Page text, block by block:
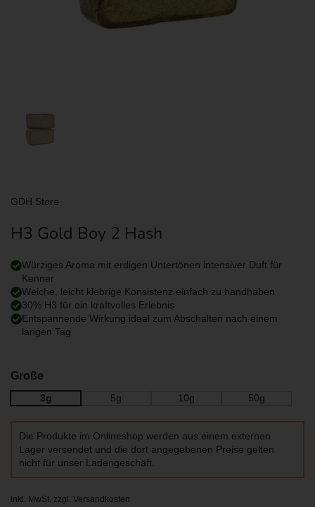
GDH Store
H3 Gold Boy 2 Hash
Würziges Aroma mit erdigen Untertönen intensiver Duft für
Kenner
Weiche, leicht klebrige Konsistenz einfach zu handhaben
30% H3 für ein kraftvolles Erlebnis
Entspannende Wirkung ideal zum Abschalten nach einem
langen Tag
Große
3g 5g 10g 50g
Die Produkte im Onlineshop werden aus einem externen
Lager versendet und die dort angegebenen Preise gelten
nicht für unser Ladengeschäft.
inkl. MwSt. zzgl. Versandkosten